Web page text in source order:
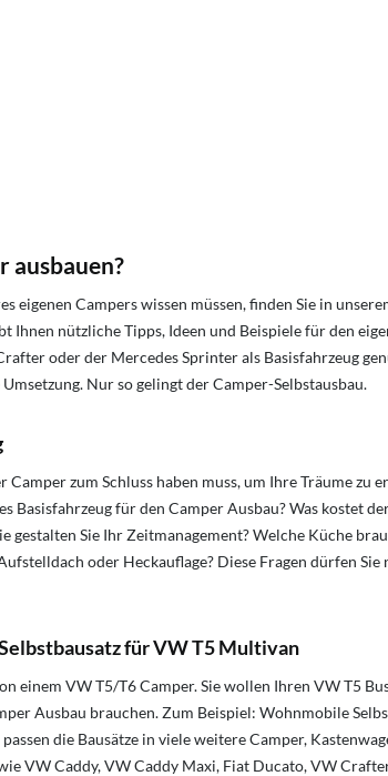
ausbauen?
eigenen Campers wissen müssen, finden Sie in
nützliche Tipps, Ideen und Beispiele für den
oder der Mercedes Sprinter als Basisfahrzeug
Nur so gelingt der Camper-Selbstausbau.
zum Schluss haben muss, um Ihre Träume
für den Camper Ausbau? Was kostet
gestalten Sie Ihr Zeitmanagement? Welche Küche
oder Heckauflage? Diese Fragen dürfen
für VW T5 Multivan
einem VW T5/T6 Camper. Sie wollen Ihren VW T5
Ausbau brauchen. Zum Beispiel: Wohnmobile
die Bausätze in viele weitere Camper,
VW Caddy, VW Caddy Maxi, Fiat Ducato, VW